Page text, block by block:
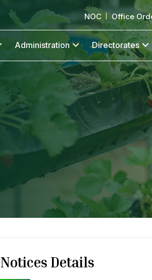
NOC Office
Administration Directorates
Notices Details